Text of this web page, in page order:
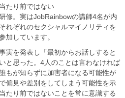
たり前ではない
修。実はJobRainbowの講師4名が内
れぞれのセクシャルマイノリティを
加しています。
実を発表し「最初からお話しすると
と思った。4人のことは言わなければ
もが知らずに加害者になる可能性が
偏見や差別をしてしまう可能性を示
たり前ではないことを常に意識する